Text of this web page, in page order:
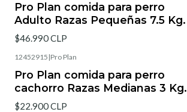
Pro Plan comida para perro
Adulto Razas Pequeñas 7.5 Kg.
$46.990 CLP
12452915 |Pro Plan
Pro Plan comida para perro
cachorro Razas Medianas 3 Kg.
$22.900 CLP